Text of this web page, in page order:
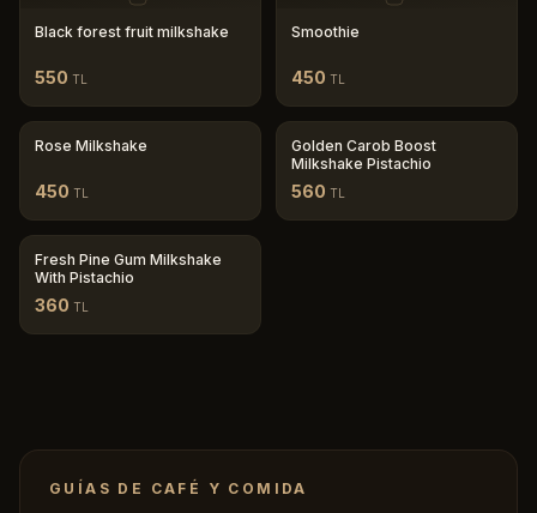
Black forest fruit milkshake
550 TL
Smoothie
450 TL
Rose Milkshake
450 TL
Golden Carob Boost
Milkshake Pistachio
560 TL
Fresh Pine Gum Milkshake
With Pistachio
360 TL
GUÍAS DE CAFÉ Y COMIDA